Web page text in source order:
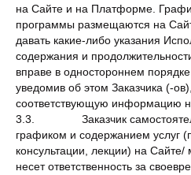
на Сайте и на Платформе.
программы размещаются на
давать какие-либо указания
содержания и
вправе в одностороннем
уведомив об этом Заказчика (-
соответствующую информацию
3.3. Заказчик
графиком и содержанием услуг
консультации, лекции) на
несет ответственность за